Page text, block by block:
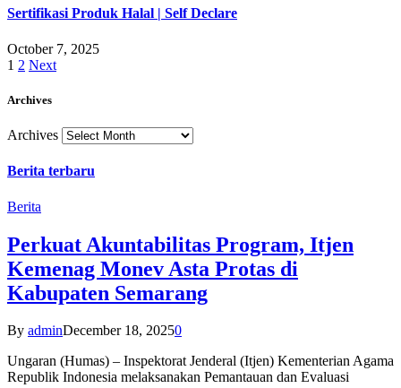
Sertifikasi Produk Halal | Self Declare
October 7, 2025
1 2 Next
Archives
Archives
Berita terbaru
Berita
Perkuat Akuntabilitas Program, Itjen
Kemenag Monev Asta Protas di
Kabupaten Semarang
By adminDecember 18, 20250
Ungaran (Humas) – Inspektorat Jenderal (Itjen) Kementerian Agama
Republik Indonesia melaksanakan Pemantauan dan Evaluasi